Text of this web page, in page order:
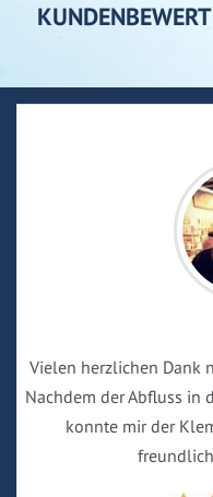
Vielen herzlichen Dank
Nachdem der Abfluss in
konnte mir der